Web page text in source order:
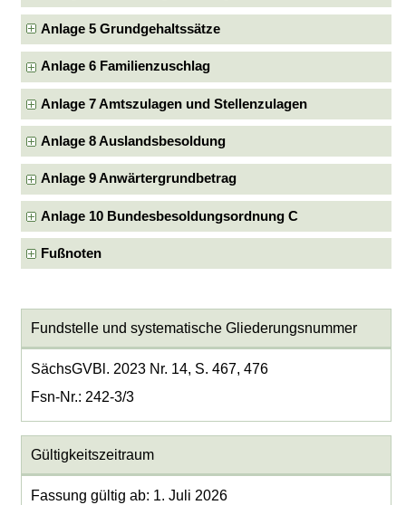
Anlage 5 Grundgehaltssätze
Anlage 6 Familienzuschlag
Anlage 7 Amtszulagen und Stellenzulagen
Anlage 8 Auslandsbesoldung
Anlage 9 Anwärtergrundbetrag
Anlage 10 Bundesbesoldungsordnung C
Fußnoten
Fundstelle und systematische Gliederungsnummer
SächsGVBl. 2023 Nr. 14, S. 467, 476
Fsn-Nr.: 242-3/3
Gültigkeitszeitraum
Fassung gültig ab: 1. Juli 2026